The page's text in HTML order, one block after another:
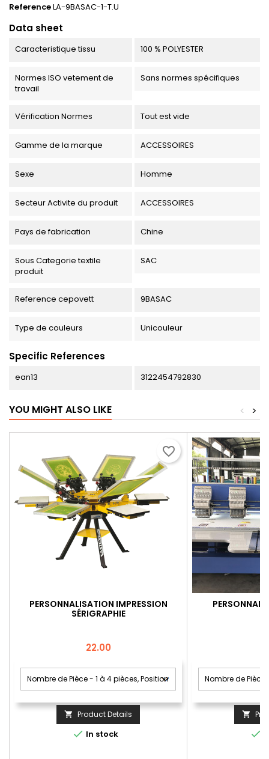
ReferenceLA-9BASAC-1-T.U
Data sheet
Caracteristique tissu 100 % POLYESTER
Normes ISO vetement de
travail
Sans normes spécifiques
Vérification Normes Tout est vide
Gamme de la marque ACCESSOIRES
Sexe Homme
Secteur Activite du produit ACCESSOIRES
Pays de fabrication Chine
Sous Categorie textile
produit
SAC
Reference cepovett 9BASAC
Type de couleurs Unicouleur
Specific References
ean13 3122454792830
YOU MIGHT ALSO LIKE >
<
PERSONNALISATION IMPRESSION
SÉRIGRAPHIE
Price
22.00
 Product Details
 In stock
favorite_border

